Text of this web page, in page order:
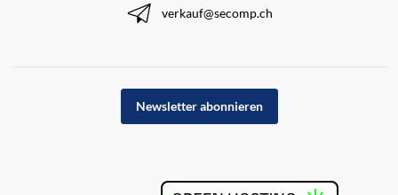
verkauf@secomp.ch
Newsletter abonnieren